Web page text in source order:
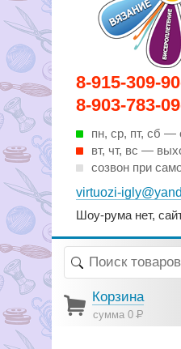
8-915-309-
8-903-783-
пн, ср, пт, cб —
вт, чт, вс —
созвон при
virtuozi-
Шоу-рума нет,
Вирутозы
шитья и
Корзина
сумма 0Р